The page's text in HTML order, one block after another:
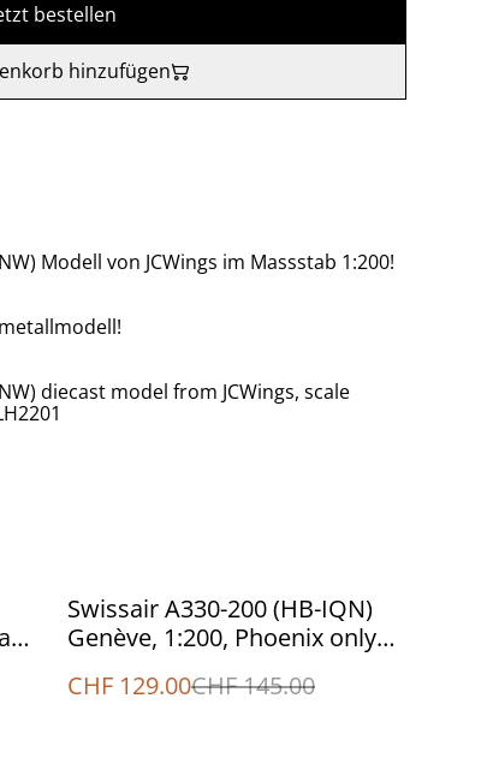
bestellen
hinzufügen
Modell von JCWings im Massstab 1:200!
diecast model from JCWings, scale
%
Swissair A330-200 (HB-IQN)
Genève, 1:200, Phoenix only
CHF 129.00CHF 145.00